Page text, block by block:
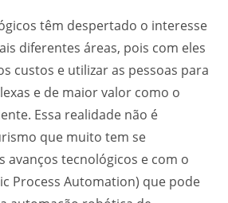
têm despertado o interesse
diferentes áreas, pois com eles
custos e utilizar as pessoas para
e de maior valor como o
Essa realidade não é
que muito tem se
avanços tecnológicos e com o
Process Automation) que pode